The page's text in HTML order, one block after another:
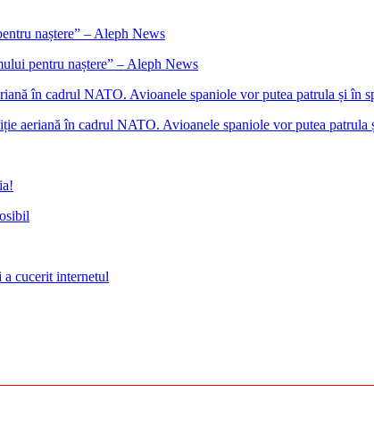
pentru naștere” – Aleph News
aeriană în cadrul NATO. Avioanele spaniole vor putea
cucerit internetul